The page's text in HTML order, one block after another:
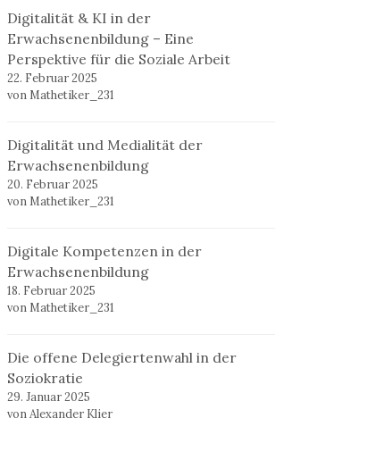
Digitalität & KI in der
Erwachsenenbildung – Eine
Perspektive für die Soziale Arbeit
22. Februar 2025
von Mathetiker_231
Digitalität und Medialität der
Erwachsenenbildung
20. Februar 2025
von Mathetiker_231
Digitale Kompetenzen in der
Erwachsenenbildung
18. Februar 2025
von Mathetiker_231
Die offene Delegiertenwahl in der
Soziokratie
29. Januar 2025
von Alexander Klier